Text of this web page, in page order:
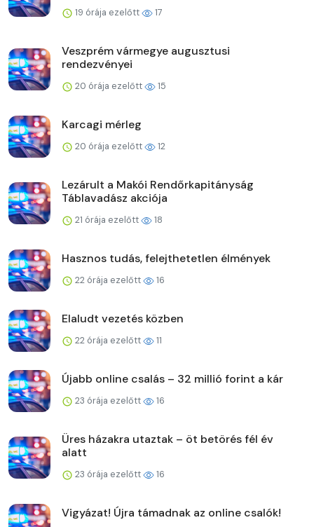
19 órája ezelőtt 17
Veszprém vármegye augusztusi
rendezvényei
20 órája ezelőtt 15
Karcagi mérleg
20 órája ezelőtt 12
Lezárult a Makói Rendőrkapitányság
Táblavadász akciója
21 órája ezelőtt 18
Hasznos tudás, felejthetetlen élmények
22 órája ezelőtt 16
Elaludt vezetés közben
22 órája ezelőtt 11
Újabb online csalás – 32 millió forint a kár
23 órája ezelőtt 16
Üres házakra utaztak – öt betörés fél év
alatt
23 órája ezelőtt 16
Vigyázat! Újra támadnak az online csalók!